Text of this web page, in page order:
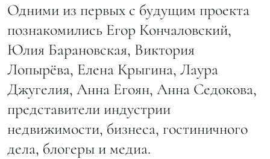
Одними из первых с будущим проекта
познакомились Егор Кончаловский,
Юлия Барановская, Виктория
Лопырёва, Елена Крыгина, Лаура
Джугелия, Анна Егоян, Анна Седокова,
представители индустрии
недвижимости, бизнеса, гостиничного
дела, блогеры и медиа.